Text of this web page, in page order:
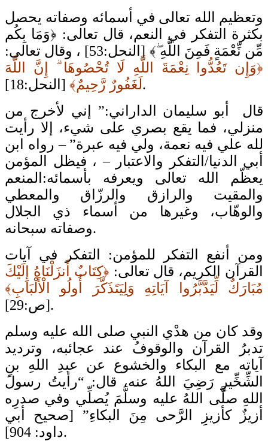
وتعظيم الله تعالى في أسمائه وصفاته يحصل
بكثرة التفكر في النعم، قال تعالى: ﴿وَمَا بِكُم
مِّن نِّعْمَةٍ فَمِنَ اللَّهِ ۖ﴾ [النحل:53] ، وقال تعالى:
﴿وَإِن تَعُدُّوا نِعْمَةَ اللَّهِ لَا تُحْصُوهَا ۗ إِنَّ اللَّهَ
لَغَفُورٌ رَّحِيمٌ﴾[النحل:18].
قال أبو سليمان الداراني:” إني لأخرج من
منزلي، فما يقع بصري على شيء، إلا رأيت
لله علي فيه نعمة، ولي فيه عبرة” – رواه ابن
أبي الدنيا/التفكر والاعتبار – ، فيظل المؤمن
يعظّم الله تعالى ويعرفه بأسمائه:المنعم
والمقيت والرازق والرزّاق والمعطي
والوهّاب، وغيرها من أسماء ذي الجلال
وصفاته سبحانه.
ومن أنفع التفكر للمؤمن: التفكر في آيات
القرآن الكريم، قال تعالى: ﴿كِتَابٌ أَنزَلْنَاهُ إِلَيْكَ
مُبَارَكٌ لِّيَدَّبَّرُوا آيَاتِهِ وَلِيَتَذَكَّرَ أُولُو الْأَلْبَابِ﴾
[ص:29].
وقد كان من هدْي النبي صلى الله عليه وسلم
تدبرُ القرآن والوقوفُ عند عجائبه، وترديد
آياته مع البكاء والخشوع عن عبدِ اللهِ بنِ
الشِّخِّيرِ رَضِيَ اللهُ عنه، قال: “رأيتُ رسولَ
اللهِ صلَّى اللهُ عليه وسلَّمَ يُصلِّي وفي صدرِه
أزيزٌ كأزيزِ الرَّحى مِنَ البكاءِ” [صحيح أبي
داود: 904].